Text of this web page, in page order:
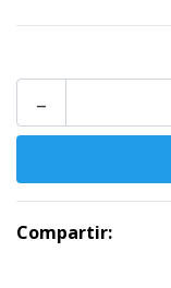
-
Compartir: